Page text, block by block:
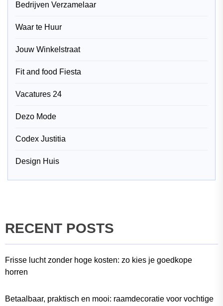
Bedrijven Verzamelaar
Waar te Huur
Jouw Winkelstraat
Fit and food Fiesta
Vacatures 24
Dezo Mode
Codex Justitia
Design Huis
RECENT POSTS
Frisse lucht zonder hoge kosten: zo kies je goedkope
horren
Betaalbaar, praktisch en mooi: raamdecoratie voor vochtige